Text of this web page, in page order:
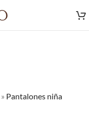
» Pantalones niña